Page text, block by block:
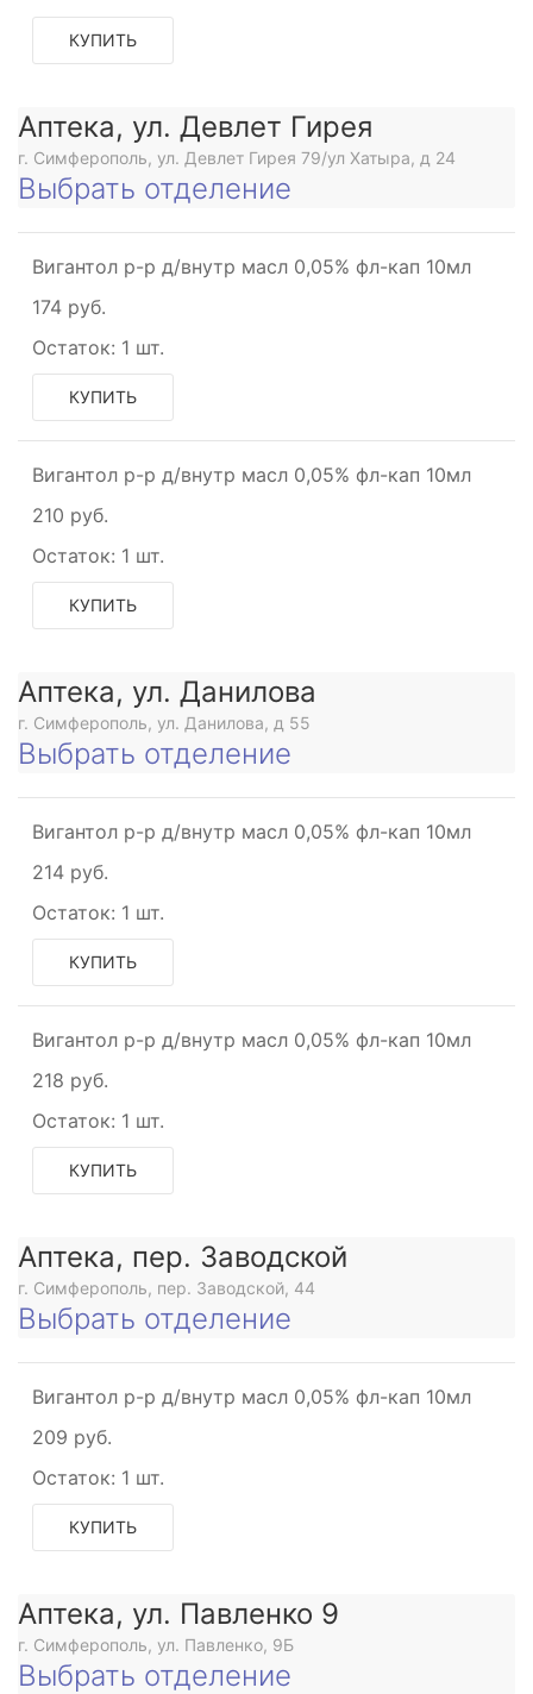
КУПИТЬ
Аптека, ул. Девлет Гирея
г. Симферополь, ул. Девлет Гирея 79/ул Хатыра, д 24
Выбрать отделение
Вигантол р-р д/внутр масл 0,05% фл-кап 10мл
174 руб.
Остаток: 1 шт.
КУПИТЬ
Вигантол р-р д/внутр масл 0,05% фл-кап 10мл
210 руб.
Остаток: 1 шт.
КУПИТЬ
Аптека, ул. Данилова
г. Симферополь, ул. Данилова, д 55
Выбрать отделение
Вигантол р-р д/внутр масл 0,05% фл-кап 10мл
214 руб.
Остаток: 1 шт.
КУПИТЬ
Вигантол р-р д/внутр масл 0,05% фл-кап 10мл
218 руб.
Остаток: 1 шт.
КУПИТЬ
Аптека, пер. Заводской
г. Симферополь, пер. Заводской, 44
Выбрать отделение
Вигантол р-р д/внутр масл 0,05% фл-кап 10мл
209 руб.
Остаток: 1 шт.
КУПИТЬ
Аптека, ул. Павленко 9
г. Симферополь, ул. Павленко, 9Б
Выбрать отделение